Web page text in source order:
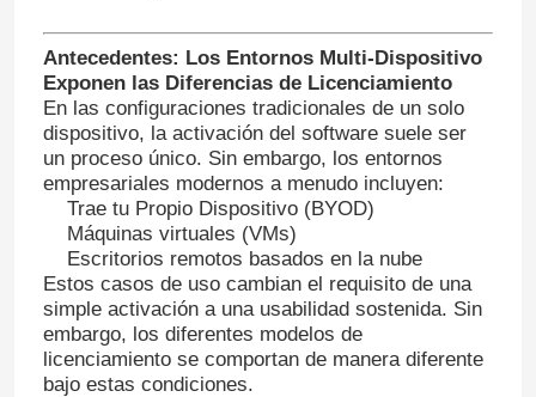
Antecedentes: Los Entornos Multi-Dispositivo
Exponen las Diferencias de Licenciamiento
En las configuraciones tradicionales de un solo
dispositivo, la activación del software suele ser
un proceso único. Sin embargo, los entornos
empresariales modernos a menudo incluyen:
Trae tu Propio Dispositivo (BYOD)
Máquinas virtuales (VMs)
Escritorios remotos basados en la nube
Estos casos de uso cambian el requisito de una
simple activación a una usabilidad sostenida. Sin
embargo, los diferentes modelos de
licenciamiento se comportan de manera diferente
bajo estas condiciones.